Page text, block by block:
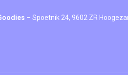
– Spoetnik 24, 9602 ZR